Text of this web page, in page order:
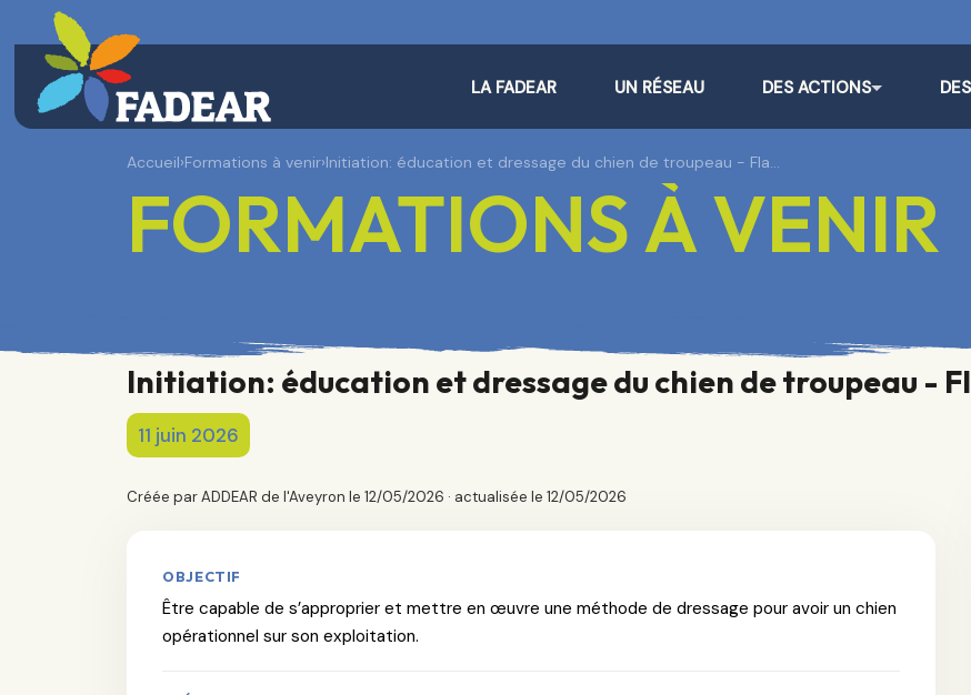
LA FADEAR UN RÉSEAU DES ACTIONS
Accueil›Formations à venir›Initiation: éducation et dressage du chien de troupeau - Fla…
FORMATIONS À VENIR
Initiation: éducation et dressage du chien de troupeau -
11 juin 2026
Créée par ADDEAR de l'Aveyron le 12/05/2026 · actualisée le 12/05/2026
OBJECTIF
Être capable de s’approprier et mettre en œuvre une méthode de dressage pour avoir un chien
opérationnel sur son exploitation.